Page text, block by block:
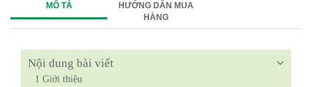
MÔ TẢ
HƯỚNG DẪN MUA
HÀNG
Nội dung bài viết
1 Giới thiệu